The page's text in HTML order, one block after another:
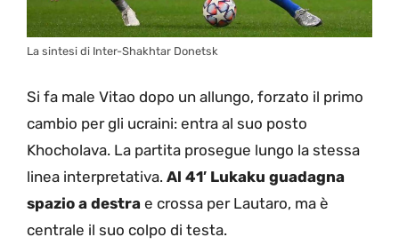
La sintesi di Inter-Shakhtar Donetsk
Si fa male Vitao dopo un allungo, forzato il primo
cambio per gli ucraini: entra al suo posto
Khocholava. La partita prosegue lungo la stessa
linea interpretativa. Al 41′ Lukaku guadagna
spazio a destra e crossa per Lautaro, ma è
centrale il suo colpo di testa.